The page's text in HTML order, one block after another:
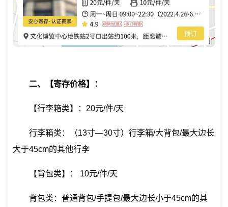
二、【寄存价格】：
【行李箱类】：20元/件/天
行李箱类：（13寸—30寸）行李箱/大背包/最大边长
大于45cm的其他行李
【背包类】： 10元/件/天
背包类：普通背包/手提包/最大边长小于45cm的其